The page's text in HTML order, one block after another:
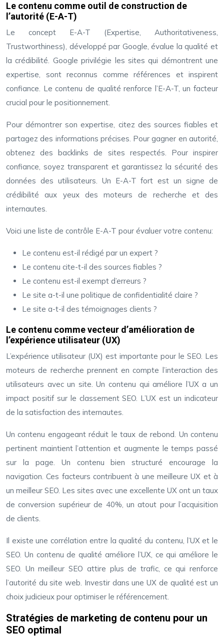
Le contenu comme outil de construction de
l’autorité (E-A-T)
Le concept E-A-T (Expertise, Authoritativeness,
Trustworthiness), développé par Google, évalue la qualité et
la crédibilité. Google privilégie les sites qui démontrent une
expertise, sont reconnus comme références et inspirent
confiance. Le contenu de qualité renforce l’E-A-T, un facteur
crucial pour le positionnement.
Pour démontrer son expertise, citez des sources fiables et
partagez des informations précises. Pour gagner en autorité,
obtenez des backlinks de sites respectés. Pour inspirer
confiance, soyez transparent et garantissez la sécurité des
données des utilisateurs. Un E-A-T fort est un signe de
crédibilité aux yeux des moteurs de recherche et des
internautes.
Voici une liste de contrôle E-A-T pour évaluer votre contenu:
Le contenu est-il rédigé par un expert ?
Le contenu cite-t-il des sources fiables ?
Le contenu est-il exempt d’erreurs ?
Le site a-t-il une politique de confidentialité claire ?
Le site a-t-il des témoignages clients ?
Le contenu comme vecteur d’amélioration de
l’expérience utilisateur (UX)
L’expérience utilisateur (UX) est importante pour le SEO. Les
moteurs de recherche prennent en compte l’interaction des
utilisateurs avec un site. Un contenu qui améliore l’UX a un
impact positif sur le classement SEO. L’UX est un indicateur
de la satisfaction des internautes.
Un contenu engageant réduit le taux de rebond. Un contenu
pertinent maintient l’attention et augmente le temps passé
sur la page. Un contenu bien structuré encourage la
navigation. Ces facteurs contribuent à une meilleure UX et à
un meilleur SEO. Les sites avec une excellente UX ont un taux
de conversion supérieur de 40%, un atout pour l’acquisition
de clients.
Il existe une corrélation entre la qualité du contenu, l’UX et le
SEO. Un contenu de qualité améliore l’UX, ce qui améliore le
SEO. Un meilleur SEO attire plus de trafic, ce qui renforce
l’autorité du site web. Investir dans une UX de qualité est un
choix judicieux pour optimiser le référencement.
Stratégies de marketing de contenu pour un
SEO optimal